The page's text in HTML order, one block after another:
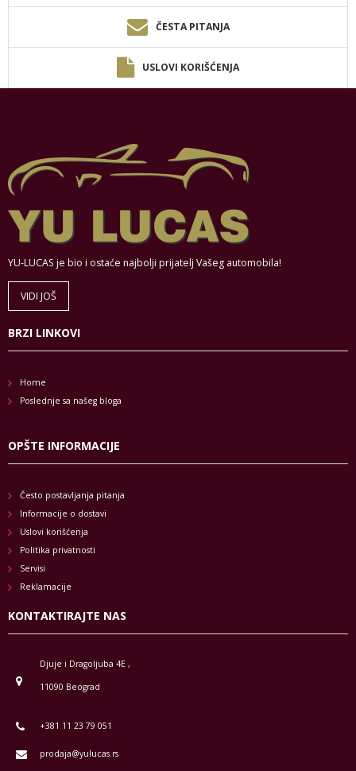
ČESTA PITANJA
USLOVI KORIŠĆENJA
YU-LUCAS je bio i ostaće najbolji prijatelj Vašeg automobila!
VIDI JOŠ
BRZI LINKOVI
Home
Poslednje sa našeg bloga
OPŠTE INFORMACIJE
Često postavljanja pitanja
Informacije o dostavi
Uslovi korišćenja
Politika privatnosti
Servisi
Reklamacije
KONTAKTIRAJTE NAS
Djuje i Dragoljuba 4E ,
11090 Beograd
+381 11 23 79 051
prodaja@yulucas.rs